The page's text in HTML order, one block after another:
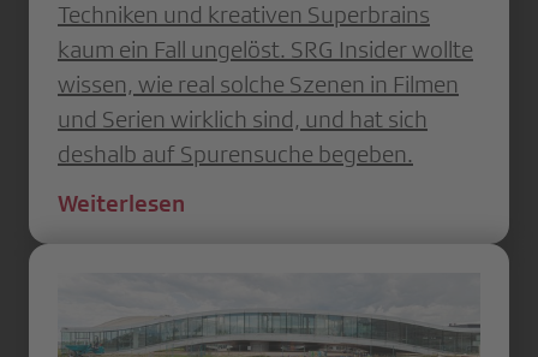
Techniken und kreativen Superbrains
kaum ein Fall ungelöst. SRG Insider wollte
wissen, wie real solche Szenen in Filmen
und Serien wirklich sind, und hat sich
deshalb auf Spurensuche begeben.
Weiterlesen